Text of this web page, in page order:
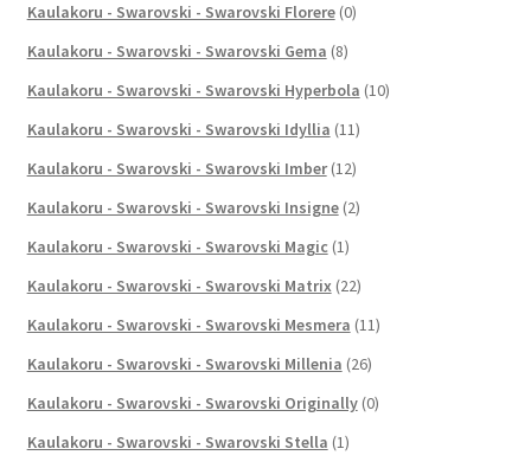
Kaulakoru - Swarovski - Swarovski Florere (0)
Kaulakoru - Swarovski - Swarovski Gema (8)
Kaulakoru - Swarovski - Swarovski Hyperbola (10)
Kaulakoru - Swarovski - Swarovski Idyllia (11)
Kaulakoru - Swarovski - Swarovski Imber (12)
Kaulakoru - Swarovski - Swarovski Insigne (2)
Kaulakoru - Swarovski - Swarovski Magic (1)
Kaulakoru - Swarovski - Swarovski Matrix (22)
Kaulakoru - Swarovski - Swarovski Mesmera (11)
Kaulakoru - Swarovski - Swarovski Millenia (26)
Kaulakoru - Swarovski - Swarovski Originally (0)
Kaulakoru - Swarovski - Swarovski Stella (1)